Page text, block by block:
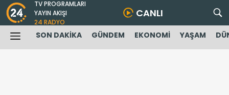
TV PROGRAMLARI
YAYIN AKIŞI
24 RADYO
CANLI
SON DAKİKA GÜNDEM EKONOMİ YAŞAM